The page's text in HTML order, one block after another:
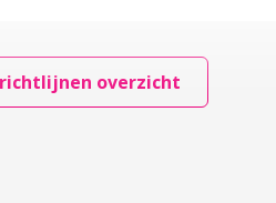
overzicht